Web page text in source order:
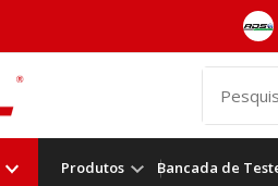
Produtos Bancada de